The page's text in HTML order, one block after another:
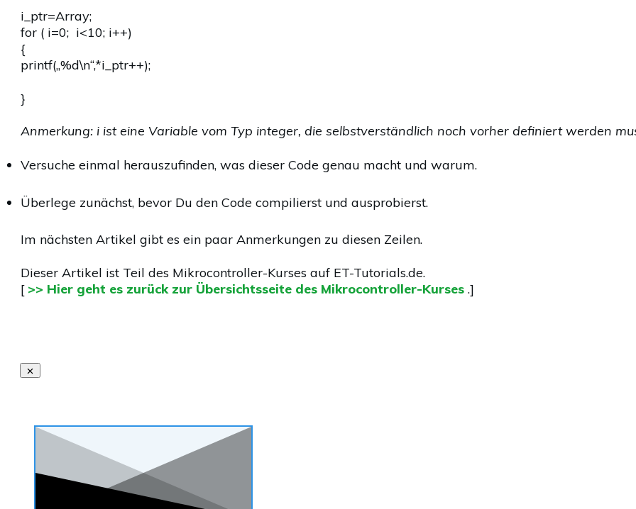
i_ptr=Array;
for ( i=0; i<10; i++)
{
printf(„%d\n“,*i_ptr++);
}
Anmerkung: i ist eine Variable vom Typ integer, die selbstverständlich noch vorher definiert werden
Versuche einmal herauszufinden, was dieser Code genau macht und warum.
Überlege zunächst, bevor Du den Code compilierst und ausprobierst.
Im nächsten Artikel gibt es ein paar Anmerkungen zu diesen Zeilen.
Dieser Artikel ist Teil des Mikrocontroller-Kurses auf ET-Tutorials.de.
[ >> Hier geht es zurück zur Übersichtsseite des Mikrocontroller-Kurses .]